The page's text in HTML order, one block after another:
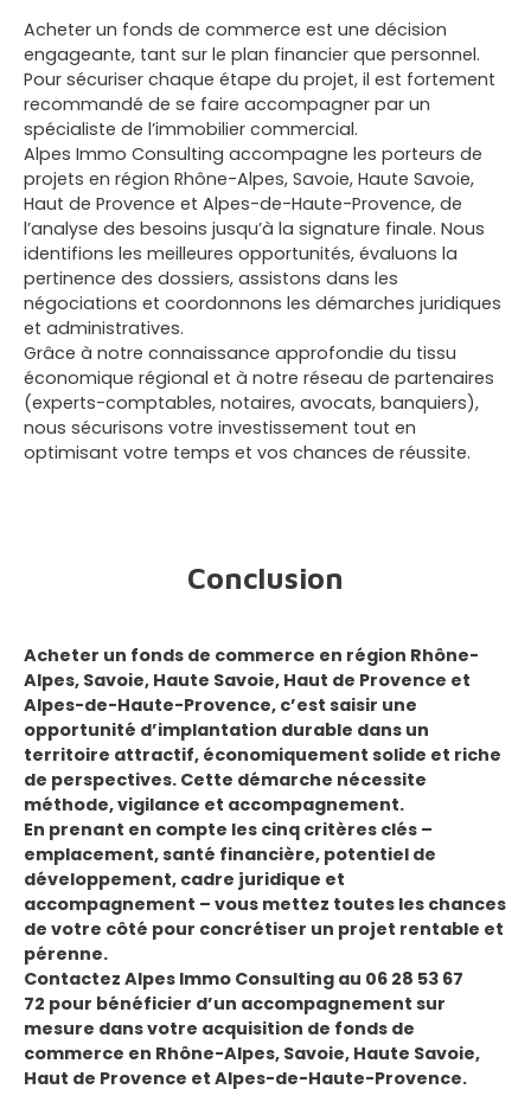
Acheter un fonds de commerce est une décision
engageante, tant sur le plan financier que personnel.
Pour sécuriser chaque étape du projet, il est fortement
recommandé de se faire accompagner par un
spécialiste de l’immobilier commercial.
Alpes Immo Consulting accompagne les porteurs de
projets en région Rhône-Alpes, Savoie, Haute Savoie,
Haut de Provence et Alpes-de-Haute-Provence, de
l’analyse des besoins jusqu’à la signature finale. Nous
identifions les meilleures opportunités, évaluons la
pertinence des dossiers, assistons dans les
négociations et coordonnons les démarches juridiques
et administratives.
Grâce à notre connaissance approfondie du tissu
économique régional et à notre réseau de partenaires
(experts-comptables, notaires, avocats, banquiers),
nous sécurisons votre investissement tout en
optimisant votre temps et vos chances de réussite.
Conclusion
Acheter un fonds de commerce en région Rhône-
Alpes, Savoie, Haute Savoie, Haut de Provence et
Alpes-de-Haute-Provence, c’est saisir une
opportunité d’implantation durable dans un
territoire attractif, économiquement solide et riche
de perspectives. Cette démarche nécessite
méthode, vigilance et accompagnement.
En prenant en compte les cinq critères clés –
emplacement, santé financière, potentiel de
développement, cadre juridique et
accompagnement – vous mettez toutes les chances
de votre côté pour concrétiser un projet rentable et
pérenne.
Contactez Alpes Immo Consulting au 06 28 53 67
72 pour bénéficier d’un accompagnement sur
mesure dans votre acquisition de fonds de
commerce en Rhône-Alpes, Savoie, Haute Savoie,
Haut de Provence et Alpes-de-Haute-Provence.